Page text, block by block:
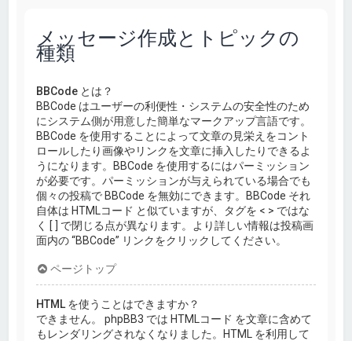
メッセージ作成とトピックの
種類
BBCode とは？
BBCode はユーザーの利便性・システムの安全性のため
にシステム側が用意した簡単なマークアップ言語です。
BBCode を使用することによって文章の見栄えをコント
ロールしたり画像やリンクを文章に挿入したりできるよ
うになります。BBCode を使用するにはパーミッション
が必要です。パーミッションが与えられている場合でも
個々の投稿で BBCode を無効にできます。BBCode それ
自体は HTMLコード と似ていますが、タグを < > ではな
く [ ] で閉じる点が異なります。より詳しい情報は投稿画
面内の “BBCode” リンクをクリックしてください。
ページトップ
HTML を使うことはできますか？
できません。 phpBB3 では HTMLコード を文章に含めて
もレンダリングされなくなりました。HTML を利用して